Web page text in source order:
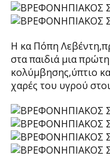
Η κα Πόπη
στα παιδιά μια
κολύμβησης,ύπτιο
χαρές του υγρού